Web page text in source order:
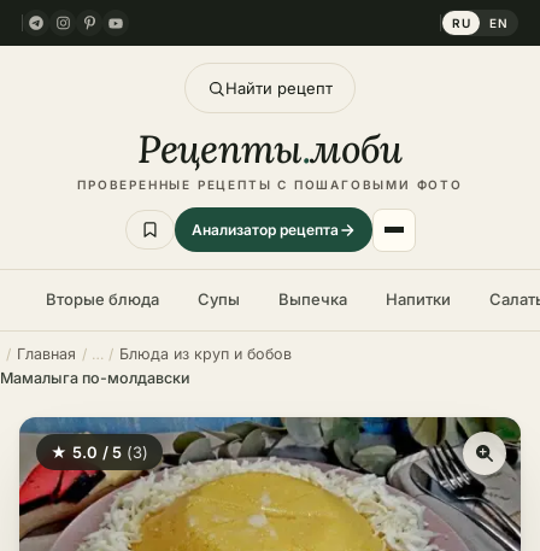
RU EN
Найти рецепт
Рецепты.моби
ПРОВЕРЕННЫЕ РЕЦЕПТЫ С ПОШАГОВЫМИ ФОТО
Анализатор рецепта
Вторые блюда Супы Выпечка Напитки
Главная
Блюда из круп и бобов
Мамалыга по-молдавски
★ 5.0 / 5 (3)